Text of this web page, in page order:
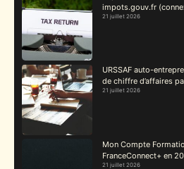
impots.gouv.fr
21 juillet 2026
URSSAF auto-
de chiffre d’affaires
21 juillet 2026
Mon Compte
FranceConnect+ en
21 juillet 2026